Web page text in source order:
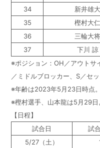
34 新井雄大
35
樫村大仁
36
三輪大将
37
下川 諒
※ポジション：OH／アウトサ
／ミドルブロッカー、S／セ
※年齢は2023年5月23日時点
※樫村選手、山本龍は5月29日
【日程】
試合日
試
5/27（土）